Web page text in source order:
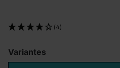
(4)
Variantes